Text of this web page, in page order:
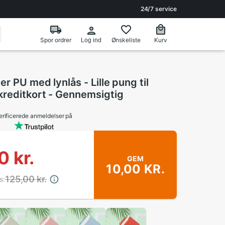
24/7 service
Spor ordrer Log ind Ønskeliste Kurv
PU med lynlås - Lille pung til
- Gennemsigtig
anmeldelser på
kr.
125,00 kr.
GEM
10,00 KR.